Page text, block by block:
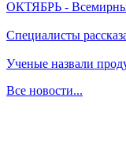
ОКТЯБРЬ -
Специалисты
Ученые назвали
Все новости...